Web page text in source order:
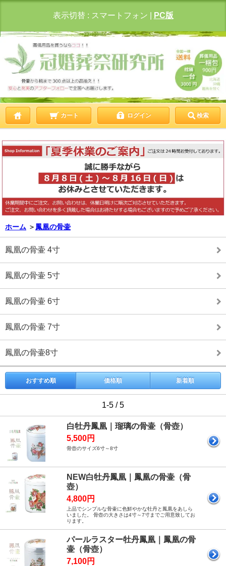
表示切替 : スマートフォン PC版
カート ログイン 検索
ホーム ＞ 鳳凰の骨壷
鳳凰の骨壷 4寸
鳳凰の骨壷 5寸
鳳凰の骨壷 6寸
鳳凰の骨壷 7寸
鳳凰の骨壷8寸
おすすめ順 価格順 新着順
1-5 / 5
白牡丹鳳凰｜瑠璃の骨壷（骨壺）
5,500円
骨壺のサイズ6寸～8寸
NEW白牡丹鳳凰｜鳳凰の骨壷（骨
壺）
4,800円
上品でシンプルな骨壷に色鮮やかな牡丹と鳳凰をあしら
いました。 骨壺の大きさは4寸～7寸までご用意致してお
ります。
パールラスター牡丹鳳凰｜鳳凰の骨
壷（骨壺）
7,100円